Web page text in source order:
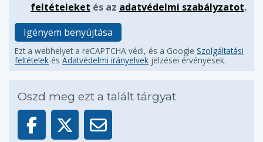
feltételeket és az adatvédelmi szabályzatot.
Igényem benyújtása
Ezt a webhelyet a reCAPTCHA védi, és a Google Szolgáltatási
feltételek ésAdatvédelmi irányelvek jelzései érvényesek.
Oszd meg ezt a talált tárgyat